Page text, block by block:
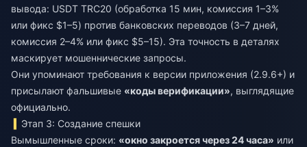
вывода: USDT TRC20 (обработка 15 мин, комиссия 1–3%
или фикс $1–5) против банковских переводов (3–7 дней,
комиссия 2–4% или фикс $5–15). Эта точность в деталях
маскирует мошеннические запросы.
Они упоминают требования к версии приложения (2.9.6+) и
присылают фальшивые «коды верификации», выглядящие
официально.
Этап 3: Создание спешки
Вымышленные сроки: «окно закроется через 24 часа» или